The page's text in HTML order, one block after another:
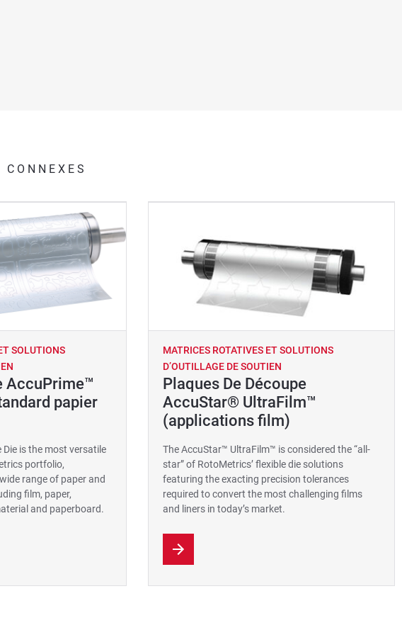
SOLUTIONS
AccuPrime™
papier
is the most versatile
portfolio,
range of paper and
film, paper,
and paperboard.
MATRICES ROTATIVES ET SOLUTIONS
D’OUTILLAGE DE SOUTIEN
Plaques De Découpe
AccuStar® UltraFilm™
(applications film)
The AccuStar™ UltraFilm™ is considered the “all-
star” of RotoMetrics’ flexible die solutions
featuring the exacting precision tolerances
required to convert the most challenging films
and liners in today’s market.